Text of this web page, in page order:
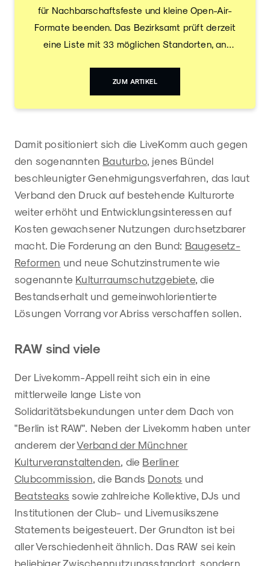
für Nachbarschaftsfeste und kleine Open-Air-
Formate beenden. Das Bezirksamt prüft derzeit
eine Liste mit 33 möglichen Standorten, an
unkomplizierter über die Bühne gehen sollen.
Darunter befinden sich bekannte Treffpunkte wie
der Arkonaplatz und der Sprengelpark. Eine
zwar noch nicht, da das … Continued
ZUM ARTIKEL
Damit positioniert sich die LiveKomm auch gegen
den sogenannten Bauturbo, jenes Bündel
beschleunigter Genehmigungsverfahren, das laut
Verband den Druck auf bestehende Kulturorte
weiter erhöht und Entwicklungsinteressen auf
Kosten gewachsener Nutzungen durchsetzbarer
macht. Die Forderung an den Bund: Baugesetz-
Reformen und neue Schutzinstrumente wie
sogenannte Kulturraumschutzgebiete, die
Bestandserhalt und gemeinwohlorientierte
Lösungen Vorrang vor Abriss verschaffen sollen.
RAW sind viele
Der Livekomm-Appell reiht sich ein in eine
mittlerweile lange Liste von
Solidaritätsbekundungen unter dem Dach von
"Berlin ist RAW". Neben der Livekomm haben unter
anderem derVerband der Münchner
Kulturveranstaltenden, die Berliner
Clubcommission, die Bands Donots und
Beatsteaks sowie zahlreiche Kollektive, DJs und
Institutionen der Club- und Livemusikszene
Statements beigesteuert. Der Grundton ist bei
aller Verschiedenheit ähnlich. Das RAW sei kein
beliebiger Zwischennutzungsstandort, sondern